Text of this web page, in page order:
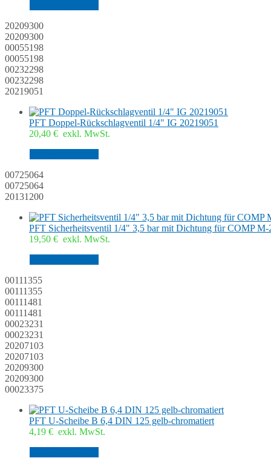
20209300
20209300
00055198
00055198
00232298
00232298
20219051
PFT Doppel-Rückschlagventil 1/4" IG 20219051
20,40 € exkl. MwSt.
00725064
00725064
20131200
PFT Sicherheitsventil 1/4" 3,5 bar mit Dichtung für COMP M-
19,50 € exkl. MwSt.
00111355
00111355
00111481
00111481
00023231
00023231
20207103
20207103
20209300
20209300
00023375
PFT U-Scheibe B 6,4 DIN 125 gelb-chromatiert
4,19 € exkl. MwSt.